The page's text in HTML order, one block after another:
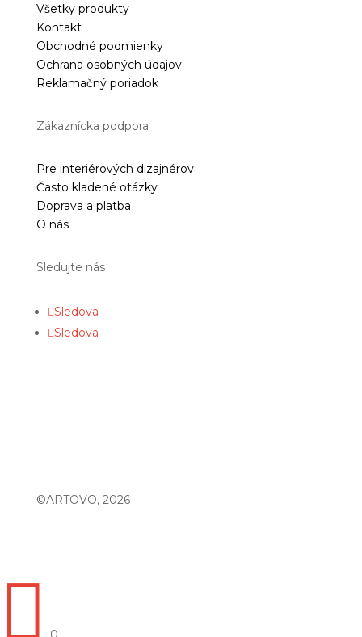
Všetky produkty
Kontakt
Obchodné podmienky
Ochrana osobných údajov
Reklamačný poriadok
Zákaznícka podpora
Pre interiérových dizajnérov
Často kladené otázky
Doprava a platba
O nás
Sledujte nás
Sledova
Sledova
©ARTOVO, 2026
